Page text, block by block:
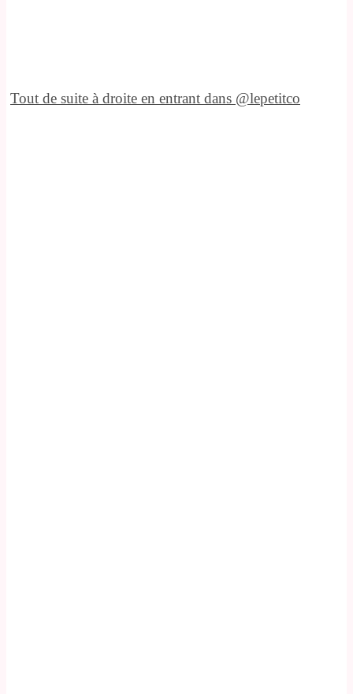
Tout de suite à droite en entrant dans @lepetitco